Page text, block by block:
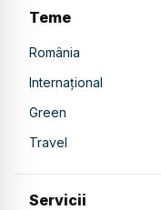
Teme
România
Internațional
Green
Travel
Servicii